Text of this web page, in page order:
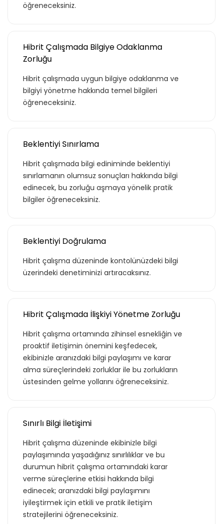
öğreneceksiniz.
Hibrit Çalışmada Bilgiye Odaklanma
Zorluğu
Hibrit çalışmada uygun bilgiye odaklanma ve
bilgiyi yönetme hakkında temel bilgileri
öğreneceksiniz.
Beklentiyi Sınırlama
Hibrit çalışmada bilgi ediniminde beklentiyi
sınırlamanın olumsuz sonuçları hakkında bilgi
edinecek, bu zorluğu aşmaya yönelik pratik
bilgiler öğreneceksiniz.
Beklentiyi Doğrulama
Hibrit çalışma düzeninde kontolünüzdeki bilgi
üzerindeki denetiminizi artıracaksınız.
Hibrit Çalışmada İlişkiyi Yönetme Zorluğu
Hibrit çalışma ortamında zihinsel esnekliğin ve
proaktif iletişimin önemini keşfedecek,
ekibinizle aranızdaki bilgi paylaşımı ve karar
alma süreçlerindeki zorluklar ile bu zorlukların
üstesinden gelme yollarını öğreneceksiniz.
Sınırlı Bilgi İletişimi
Hibrit çalışma düzeninde ekibinizle bilgi
paylaşımında yaşadığınız sınırlılıklar ve bu
durumun hibrit çalışma ortamındaki karar
verme süreçlerine etkisi hakkında bilgi
edinecek; aranızdaki bilgi paylaşımını
iyileştirmek için etkili ve pratik iletişim
stratejilerini öğreneceksiniz.